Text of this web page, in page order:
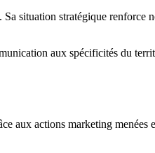
situation stratégique renforce
aux spécificités du
aux actions marketing menées